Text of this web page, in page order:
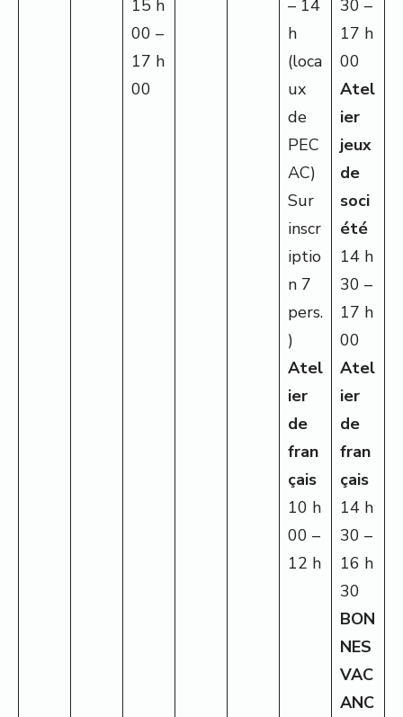
15 h
00 –
17 h
00
– 14
h
(loca
ux
de
PEC
AC)
Sur
inscr
iptio
n 7
pers.
)
Atel
ier
de
fran
çais
10 h
00 –
12 h
30 –
17 h
00
Atel
ier
jeux
de
soci
été
14 h
30 –
17 h
00
Atel
ier
de
fran
çais
14 h
30 –
16 h
30
BON
NES
VAC
ANC